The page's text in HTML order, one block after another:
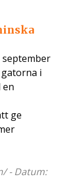
september
i
en
ge
- Datum: